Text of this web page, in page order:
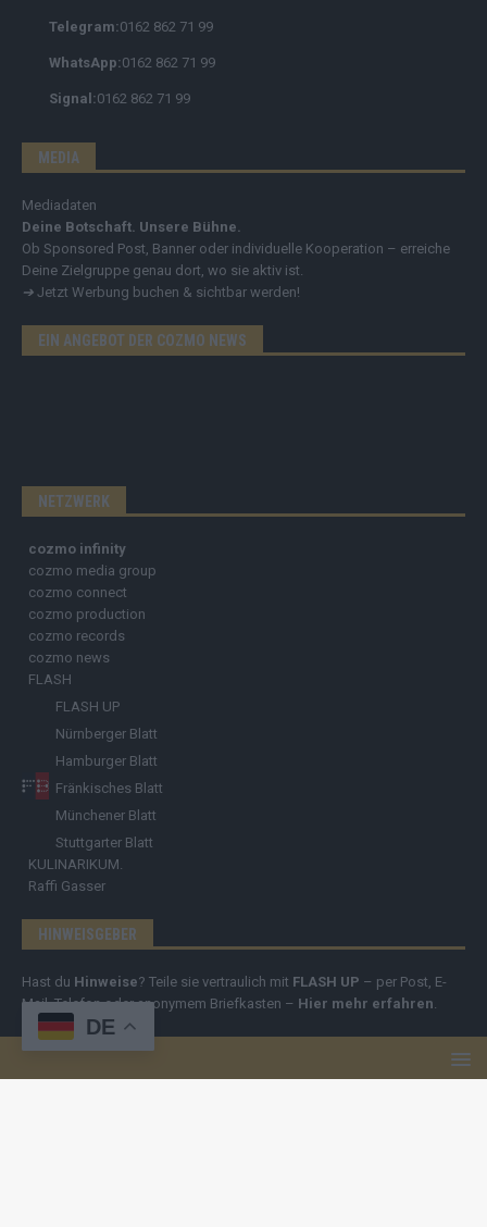
Telegram:0162 862 71 99
WhatsApp:0162 862 71 99
Signal:0162 862 71 99
MEDIA
Mediadaten
Deine Botschaft. Unsere Bühne.
Ob Sponsored Post, Banner oder individuelle Kooperation – erreiche
Deine Zielgruppe genau dort, wo sie aktiv ist.
➔ Jetzt Werbung buchen & sichtbar werden!
EIN ANGEBOT DER COZMO NEWS
NETZWERK
cozmo infinity
cozmo media group
cozmo connect
cozmo production
cozmo records
cozmo news
FLASH
FLASH UP
Nürnberger Blatt
Hamburger Blatt
Fränkisches Blatt
Münchener Blatt
Stuttgarter Blatt
KULINARIKUM.
Raffi Gasser
HINWEISGEBER
Hast du Hinweise? Teile sie vertraulich mit FLASH UP – per Post, E-
Mail, Telefon oder anonymem Briefkasten – Hier mehr erfahren.
DE